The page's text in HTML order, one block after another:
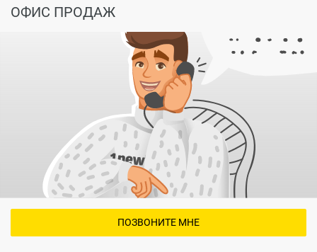
ОФИС ПРОДАЖ
ПОЗВОНИТЕ МНЕ